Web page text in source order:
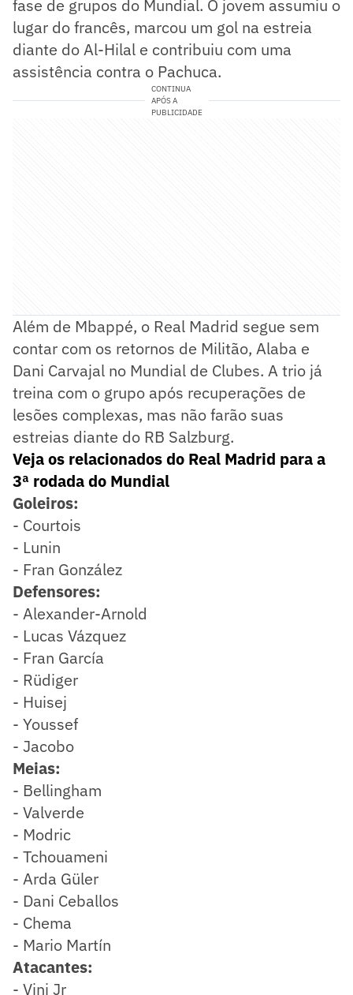
fase de grupos do Mundial. O jovem assumiu o
lugar do francês, marcou um gol na estreia
diante do Al-Hilal e contribuiu com uma
assistência contra o Pachuca.
CONTINUA
APÓS A
PUBLICIDADE
Além de Mbappé, o Real Madrid segue sem
contar com os retornos de Militão, Alaba e
Dani Carvajal no Mundial de Clubes. A trio já
treina com o grupo após recuperações de
lesões complexas, mas não farão suas
estreias diante do RB Salzburg.
Veja os relacionados do Real Madrid para a
3ª rodada do Mundial
Goleiros:
- Courtois
- Lunin
- Fran González
Defensores:
- Alexander-Arnold
- Lucas Vázquez
- Fran García
- Rüdiger
- Huisej
- Youssef
- Jacobo
Meias:
- Bellingham
- Valverde
- Modric
- Tchouameni
- Arda Güler
- Dani Ceballos
- Chema
- Mario Martín
Atacantes:
- Vini Jr